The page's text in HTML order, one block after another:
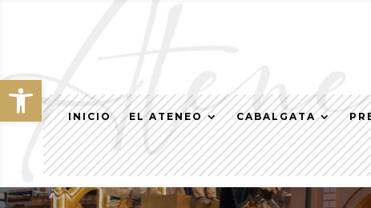
Abrir barra de herramientas
INICIO EL ATENEO CABALGATA